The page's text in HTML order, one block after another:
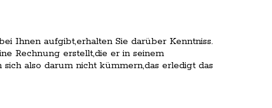
Ihnen aufgibt,erhalten Sie darüber Kenntniss.
Rechnung erstellt,die er in seinem
also darum nicht kümmern,das erledigt das